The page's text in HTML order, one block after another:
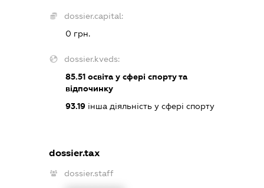
dossier.capital:
0 грн.
dossier.kveds:
85.51 освіта у сфері спорту та
відпочинку
93.19 інша діяльність у сфері спорту
dossier.tax
dossier.staff